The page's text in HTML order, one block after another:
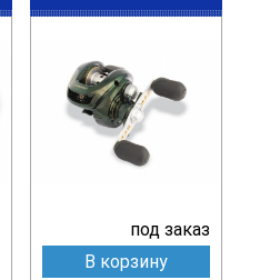
под заказ
В корзину